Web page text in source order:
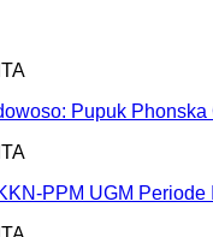
Pupuk Phonska
PPM UGM Periode